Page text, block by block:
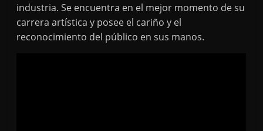
industria. Se encuentra en el mejor momento de su
carrera artística y posee el cariño y el
reconocimiento del público en sus manos.